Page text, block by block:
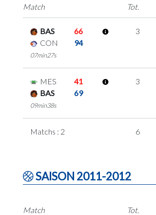
Match
Tot.
BAS
66
CON
94
07min27s
3
MES
41
BAS
69
09min38s
3
Matchs : 2 6
SAISON 2011-2012
Match
Tot.